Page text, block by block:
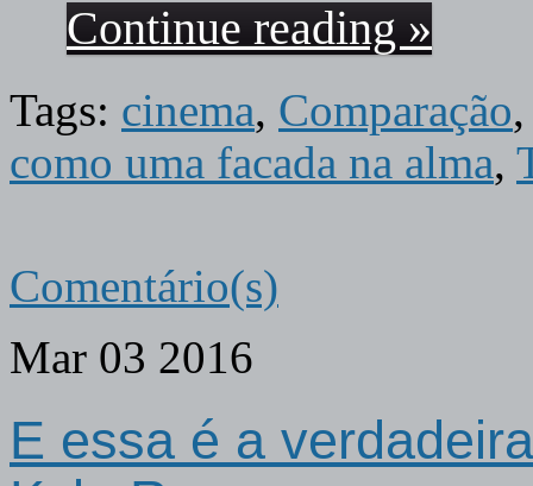
Continue reading »
Tags: cinema, Comparação
como uma facada na alma,
Comentário(s)
Mar 03 2016
E essa é a